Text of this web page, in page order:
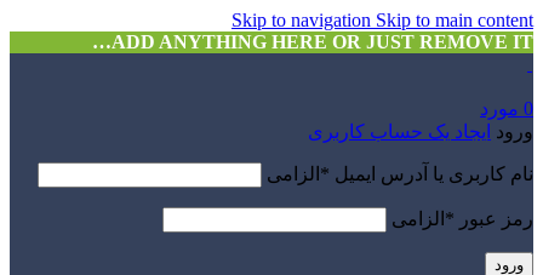
Skip to navigation Skip to main content
ADD ANYTHING HERE OR JUST REMOVE IT…
0 مورد
ورود ایجاد یک حساب کاربری
نام کاربری یا آدرس ایمیل * الزامی
رمز عبور * الزامی
ورود